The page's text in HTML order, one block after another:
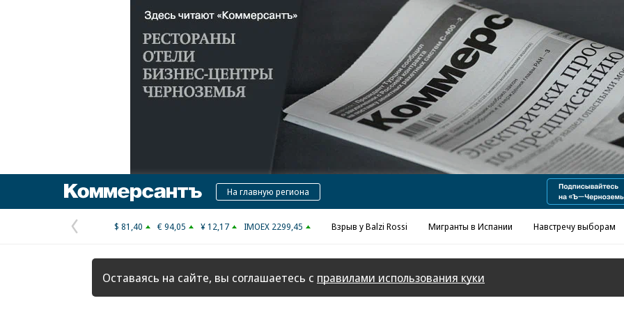
Реклама в «Ъ» www.kommersant.ru/ad
КоммерсантъНа главную региона
Предыдущая
страница
$ 81,40 € 94,05 ¥ 12,17 IMOEX 2299,45 Взрыв у Balzi Rossi Мигранты в Испании Навстречу выборам
Оставаясь на сайте, вы соглашаетесь с правилами использования куки